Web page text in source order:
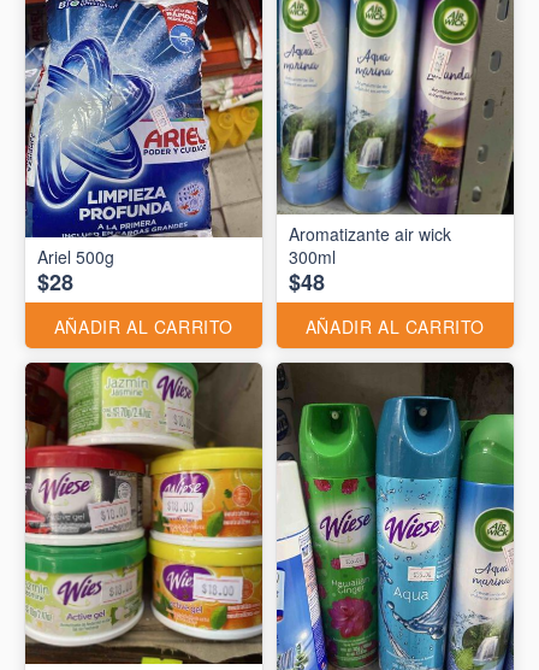
Ariel 500g
$28
AÑADIR AL CARRITO
Aromatizante air wick
300ml
$48
AÑADIR AL CARRITO